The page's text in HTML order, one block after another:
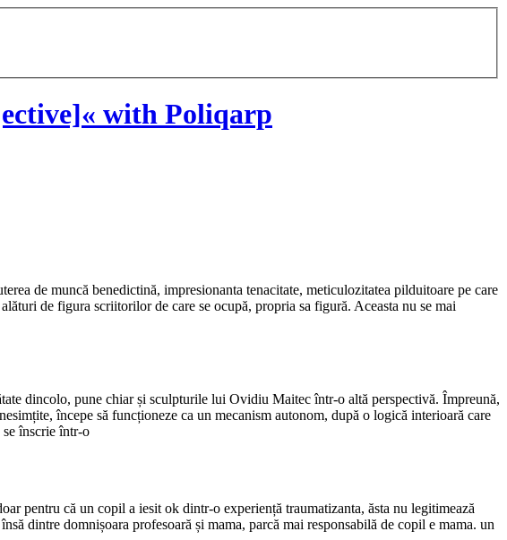
with Poliqarp
de muncă benedictină, impresionanta tenacitate, meticulozitatea pilduitoare pe care
de figura scriitorilor de care se ocupă, propria sa figură. Aceasta nu se mai
dincolo, pune chiar și sculpturile lui Ovidiu Maitec într-o altă perspectivă. Împreună,
începe să funcționeze ca un mecanism autonom, după o logică interioară care
înscrie într-o
pentru că un copil a iesit ok dintr-o experiență traumatizanta, ăsta nu legitimează
dintre domnișoara profesoară și mama, parcă mai responsabilă de copil e mama. un